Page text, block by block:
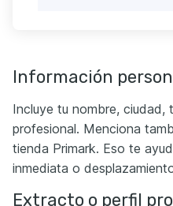
Información
Incluye tu nombre, ciudad,
profesional. Menciona
tienda Primark. Eso te
inmediata o
Extracto o perfil